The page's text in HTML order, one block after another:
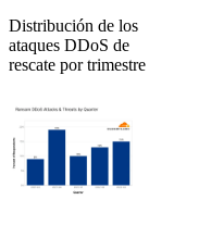
Distribución de los
ataques DDoS de
rescate por trimestre